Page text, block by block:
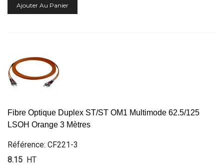
Ajouter Au Panier
Fibre Optique Duplex ST/ST OM1 Multimode 62.5/125
LSOH Orange 3 Mètres
Référence: CF221-3
8.15 HT